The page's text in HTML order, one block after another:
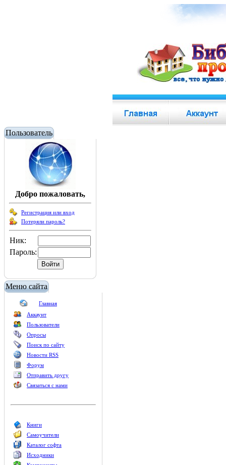
Пользователь
Добро пожаловать,
Регистрация или вход
Потеряли пароль?
Ник:
Пароль:
Меню сайта
Главная
Аккаунт
Пользователи
Опросы
Поиск по сайту
Новости RSS
Форум
Отправить другу
Связаться с нами
Книги
Самоучители
Каталог софта
Исходники